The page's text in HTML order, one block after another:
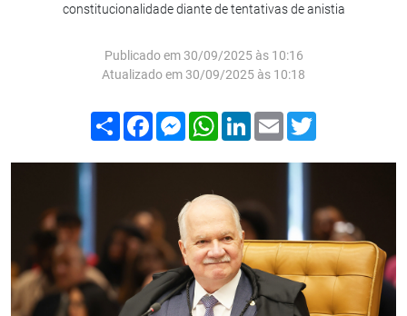
constitucionalidade diante de tentativas de anistia
Publicado em 30/09/2025 às 10:16
Atualizado em 30/09/2025 às 10:18
Compartilhar
FacebookMessenger
WhatsApp
LinkedIn
Email